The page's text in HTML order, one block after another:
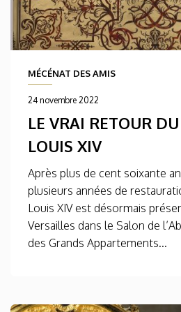
MÉCÉNAT DES AMIS
24 novembre 2022
LE VRAI RETOUR
LOUIS XIV
Après plus de cent soixante
plusieurs années de
Louis XIV est désormais
Versailles dans le Salon de
des Grands Appartements...